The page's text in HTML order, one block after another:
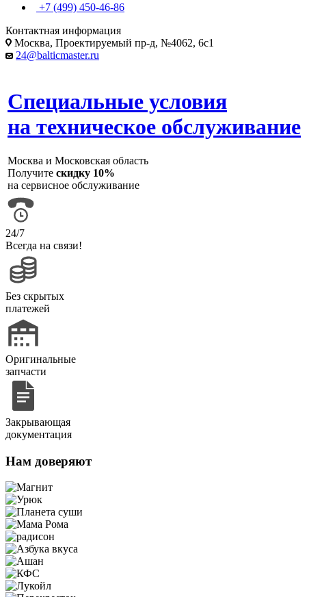
+7 (499) 450-46-86
Контактная информация
Москва, Проектируемый пр-д, №4062, 6с1
24@balticmaster.ru
Специальные условия
на техническое обслуживание
Москва и Московская область
Получите скидку 10%
на сервисное обслуживание
24/7
Всегда на связи!
Без скрытых
платежей
Оригинальные
запчасти
Закрывающая
документация
Нам доверяют